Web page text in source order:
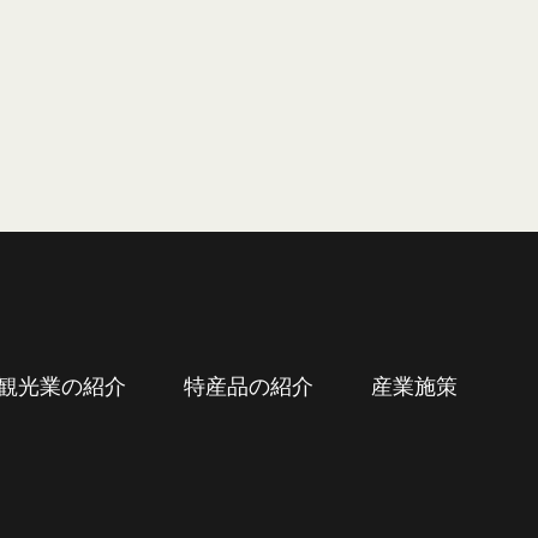
光業の紹介 特産品の紹介 産業施策